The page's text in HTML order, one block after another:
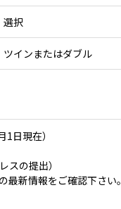
選択
ツインまたはダブル
日現在）
スの提出）
新情報をご確認下さい。